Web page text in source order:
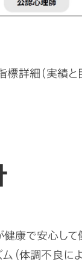
詳細（実績と
康で安心し
ム（体調不良